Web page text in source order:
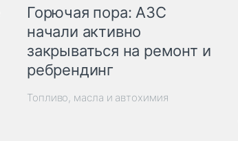
Горючая пора: АЗС
начали активно
закрываться на ремонт и
ребрендинг
Топливо, масла и автохимия